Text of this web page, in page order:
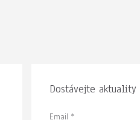
Dostávejte aktuality
Email *